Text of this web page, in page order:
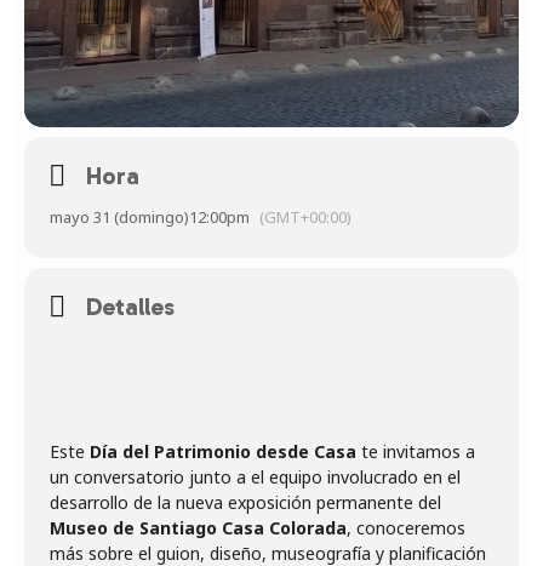
Hora
mayo 31 (domingo)12:00pm (GMT+00:00)
Detalles
Este Día del Patrimonio desde Casa te invitamos a
un conversatorio junto a el equipo involucrado en el
desarrollo de la nueva exposición permanente del
Museo de Santiago Casa Colorada, conoceremos
más sobre el guion, diseño, museografía y planificación